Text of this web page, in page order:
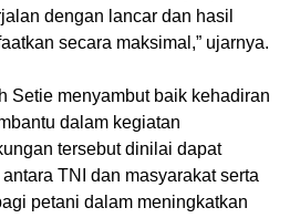
dengan lancar dan hasil
secara maksimal,” ujarnya.
Setie menyambut baik kehadiran
dalam kegiatan
tersebut dinilai dapat
TNI dan masyarakat serta
petani dalam meningkatkan